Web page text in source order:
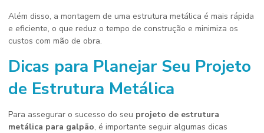
Além disso, a montagem de uma estrutura metálica é mais rápida
e eficiente, o que reduz o tempo de construção e minimiza os
custos com mão de obra.
Dicas para Planejar Seu Projeto
de Estrutura Metálica
Para assegurar o sucesso do seu projeto de estrutura
metálica para galpão, é importante seguir algumas dicas